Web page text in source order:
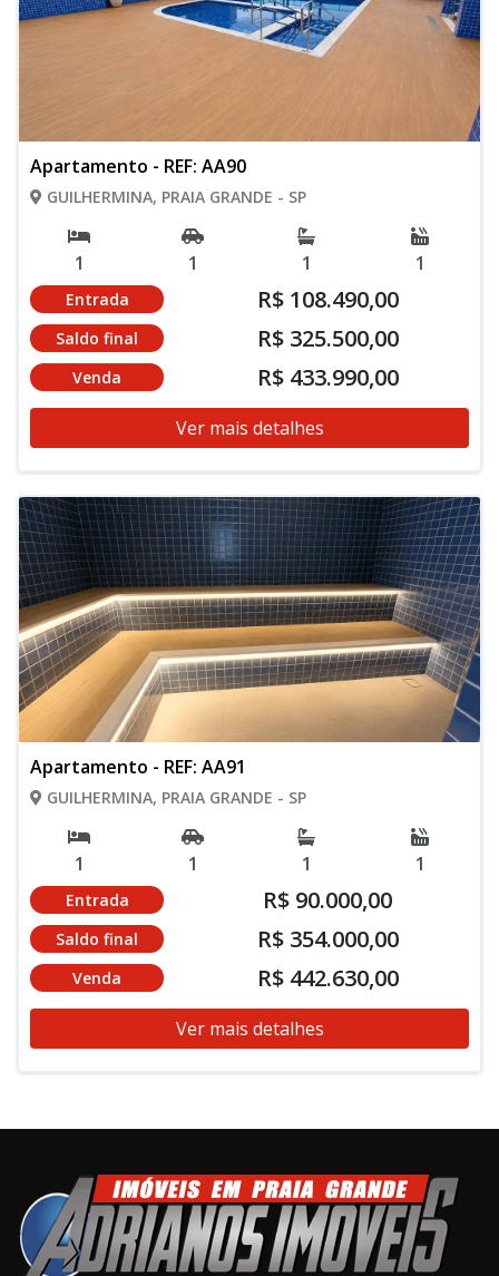
Apartamento - REF: AA90
GUILHERMINA, PRAIA GRANDE - SP
1 1 1 1
Entrada R$ 108.490,00
Saldo final R$ 325.500,00
Venda R$ 433.990,00
Ver mais detalhes
Apartamento - REF: AA91
GUILHERMINA, PRAIA GRANDE - SP
1 1 1 1
Entrada R$ 90.000,00
Saldo final R$ 354.000,00
Venda R$ 442.630,00
Ver mais detalhes